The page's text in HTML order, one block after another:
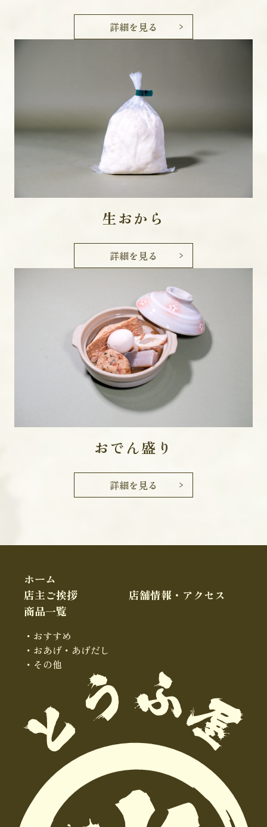
詳細を見る
生おから
詳細を見る
おでん盛り
詳細を見る
ホーム
店主ご挨拶
店舗情報・アクセス
商品一覧
・おすすめ
・おあげ・あげだし
・その他